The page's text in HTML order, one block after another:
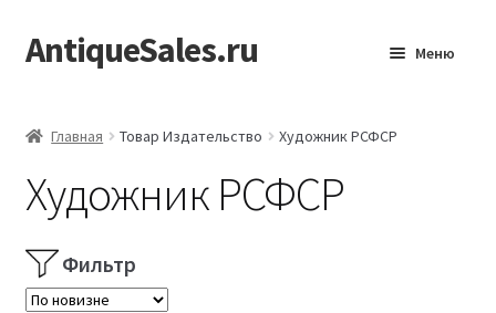
Перейти
к
Перейти
к
AntiqueSales.ru Меню
Главная Товар Издательство Художник РСФСР
Художник РСФСР
Фильтр